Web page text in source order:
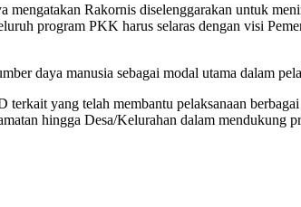
Rakornis diselenggarakan untuk
program PKK harus selaras dengan visi
daya manusia sebagai modal utama dalam
yang telah membantu pelaksanaan
hingga Desa/Kelurahan dalam mendukung